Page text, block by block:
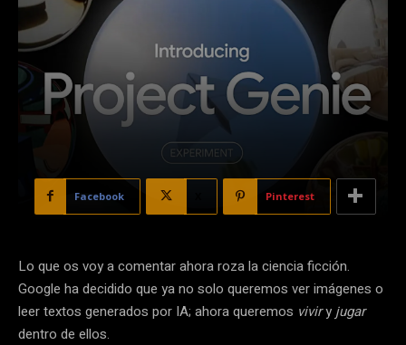
Facebook Pinterest
Lo que os voy a comentar ahora roza la ciencia ficción.
Google ha decidido que ya no solo queremos ver imágenes o
leer textos generados por IA; ahora queremos viviry jugar
dentro de ellos.